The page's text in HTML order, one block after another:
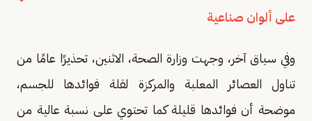
على ألوان صناعية
وفي سياق آخر، وجهت وزارة الصحة، الاثنين، تحذيرًا عامًا من
تناول العصائر المعلبة والمركزة لقلة فوائدها للجسم،
موضحة أن فوائدها قليلة كما تحتوي على نسبة عالية من